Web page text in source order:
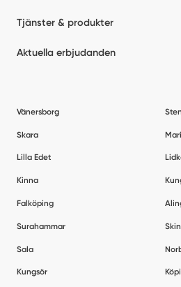
Tjänster & produkter
Aktuella erbjudanden
Vänersborg
Skara
Lilla Edet
Kinna
Falköping
Surahammar
Sala
Kungsör